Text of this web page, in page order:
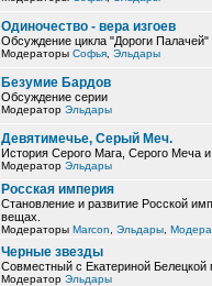
Одиночество - вера изгоев
Обсуждение цикла "Дороги Палачей"
Модераторы Софья Эльдары
Безумие Бардов
Обсуждение серии
Модератор Эльдары
Девятимечье, Серый Меч.
История Серого Мага, Серого Меча и
Модератор Эльдары
Росская империя
Становление и развитие Росской
вещах.
Модераторы Marcon Эльдары
Черные звезды
Совместный с Екатериной Белецкой
Модератор Эльдары